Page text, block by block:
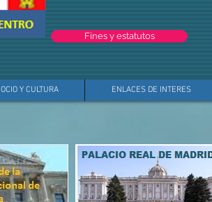
Fines y estatutos
OCIO Y CULTURA ENLACES DE INTERES